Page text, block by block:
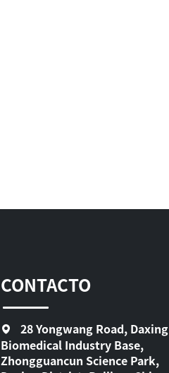
CONTACTO
28 Yongwang Road, Daxing
Biomedical Industry Base,
Zhongguancun Science Park,